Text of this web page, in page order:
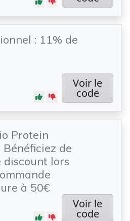
: 11% de
Voir le
code
Protein
Bénéficiez de
discount lors
à 50€
Voir le
code